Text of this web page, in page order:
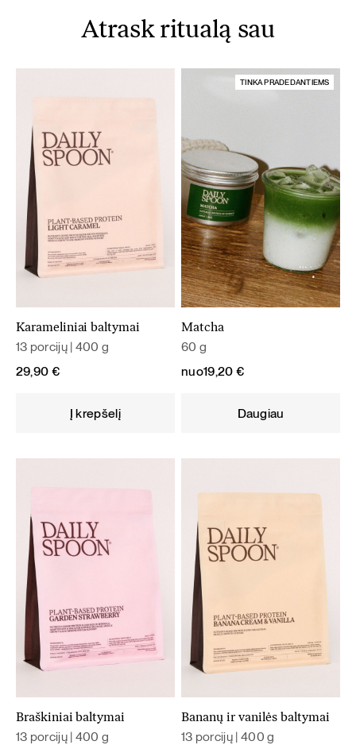
Atrask ritualą sau
Karameliniai baltymai
13 porcijų | 400 g
29,90 €
Į krepšelį
TINKA PRADEDANTIEMS
Matcha
60 g
nuo19,20 €
Daugiau
Braškiniai baltymai
13 porcijų | 400 g
Bananų ir vanilės baltymai
13 porcijų | 400 g